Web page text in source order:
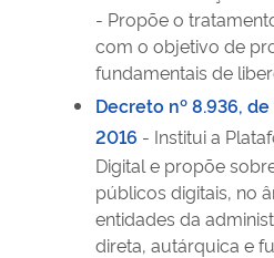
- Propõe o
com o objetivo de
fundamentais de
Decreto nº 8.936,
2016 - Institui a
Digital e propõe
públicos digitais, no
entidades da
direta, autárquica e